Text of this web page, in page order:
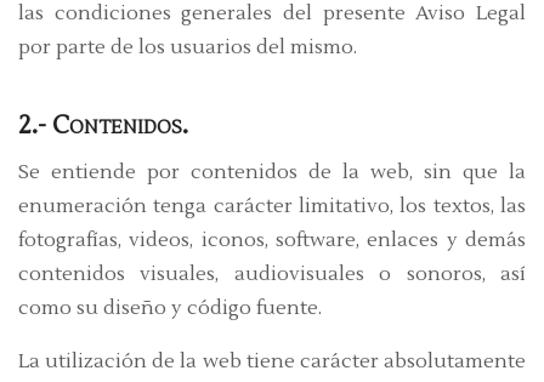
las condiciones generales del presente Aviso Legal
por parte de los usuarios del mismo.
2.- Contenidos.
Se entiende por contenidos de la web, sin que la
enumeración tenga carácter limitativo, los textos, las
fotografías, videos, iconos, software, enlaces y demás
contenidos visuales, audiovisuales o sonoros, así
como su diseño y código fuente.
La utilización de la web tiene carácter absolutamente